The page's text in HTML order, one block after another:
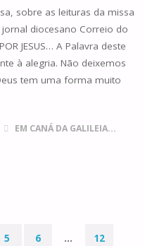
sobre as leituras da missa
diocesano Correio do
JESUS… A Palavra deste
à alegria. Não deixemos
tem uma forma muito
EM CANÁ DA GALILEIA...
5 6 … 12